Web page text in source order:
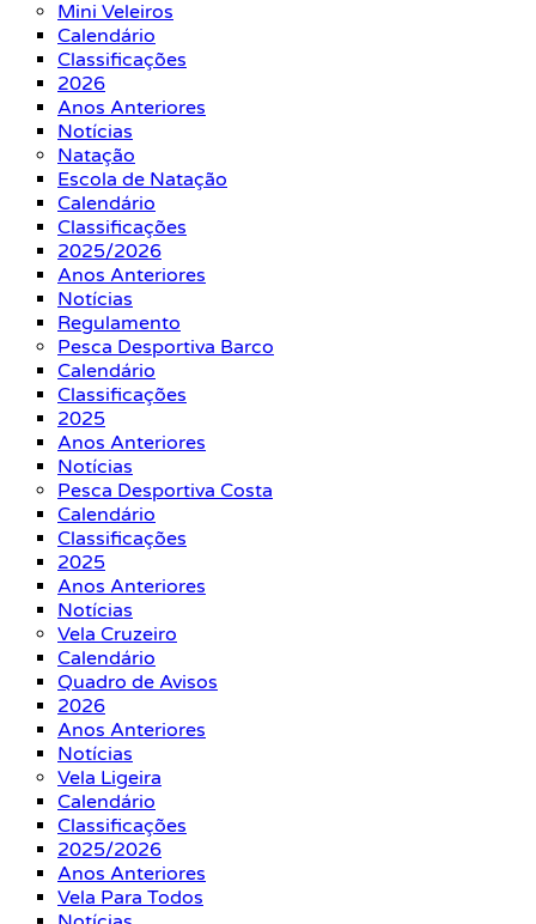
Mini Veleiros
Calendário
Classificações
2026
Anos Anteriores
Notícias
Natação
Escola de Natação
Calendário
Classificações
2025/2026
Anos Anteriores
Notícias
Regulamento
Pesca Desportiva Barco
Calendário
Classificações
2025
Anos Anteriores
Notícias
Pesca Desportiva Costa
Calendário
Classificações
2025
Anos Anteriores
Notícias
Vela Cruzeiro
Calendário
Quadro de Avisos
2026
Anos Anteriores
Notícias
Vela Ligeira
Calendário
Classificações
2025/2026
Anos Anteriores
Vela Para Todos